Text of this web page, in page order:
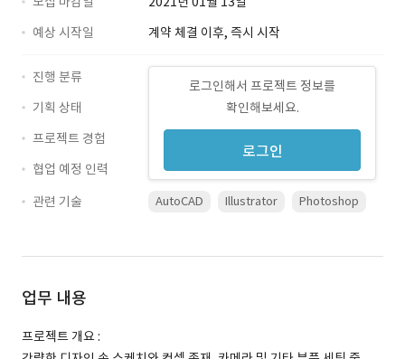
예상 시작일
계약 체결 이후, 즉시 시작
로그인해서 프로젝트 정보를
확인해보세요.
로그인
진행 분류
기획 상태
프로젝트 경험
협업 예정 인력
관련 기술
AutoCAD Illustrator Photoshop
업무 내용
프로젝트 개요 :